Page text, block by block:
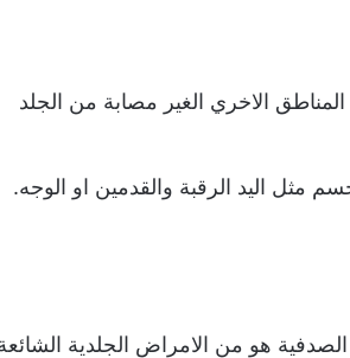
الاخري الغير مصابة من الجلد
مثل اليد الرقبة والقدمين او الوجه.
هو من الامراض الجلدية